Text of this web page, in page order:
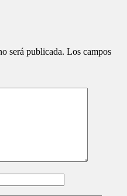
será publicada. Los campos